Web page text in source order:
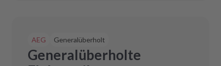
AEG Generalüberholt
Generalüberholte